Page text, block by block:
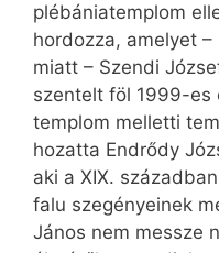
plébániatemplom
hordozza, amelyet
miatt – Szendi
szentelt föl 1999-es
templom melletti
hozatta Endrődy
aki a XIX.
falu szegényeinek
János nem messze